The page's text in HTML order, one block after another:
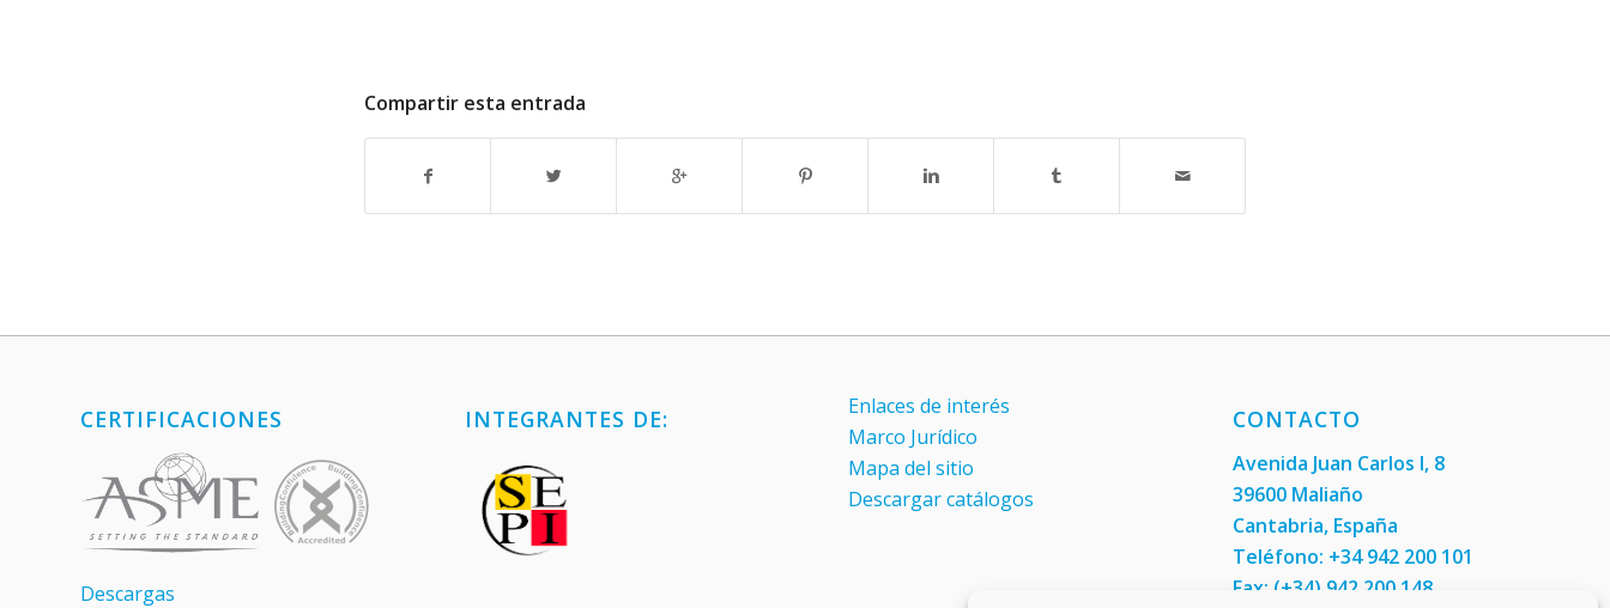
Compartir esta entrada
CERTIFICACIONES
Descargas
INTEGRANTES DE:
Enlaces de interés
Marco Jurídico
Mapa del sitio
Descargar catálogos
CONTACTO
Avenida Juan Carlos I, 8
39600 Maliaño
Cantabria, España
Teléfono: +34 942 200 101
Fax: (+34) 942 200 148